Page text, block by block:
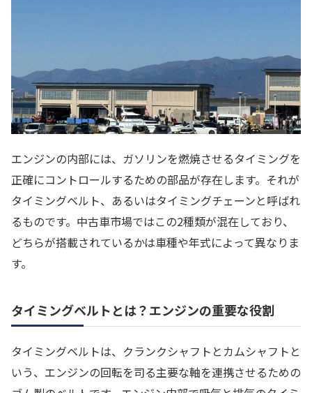
エンジンの内部には、ガソリンを燃焼させるタイミングを
正確にコントロールするための部品が存在します。それが
タイミングベルト、あるいはタイミングチェーンと呼ばれ
るものです。中古車市場ではこの2種類が混在しており、
どちらが搭載されているかは車種や年式によって異なりま
す。
タイミングベルトとは？エンジンの重要な役割
タイミングベルトは、クランクシャフトとカムシャフトと
いう、エンジンの回転を司る主要な軸を連携させるための